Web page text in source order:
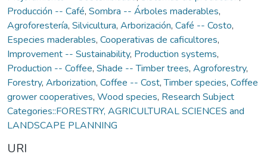
Producción -- Café, Sombra -- Árboles maderables,
Agroforestería, Silvicultura, Arborización, Café -- Costo,
Especies maderables, Cooperativas de caficultores,
Improvement -- Sustainability, Production systems,
Production -- Coffee, Shade -- Timber trees, Agroforestry,
Forestry, Arborization, Coffee -- Cost,Timber species, Coffee
grower cooperatives, Wood species, Research Subject
Categories::FORESTRY, AGRICULTURAL SCIENCES and
LANDSCAPE PLANNING
URI